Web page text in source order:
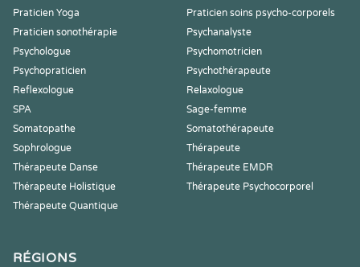
Praticien Yoga
Praticien soins psycho-corporels
Praticien sonothérapie
Psychanalyste
Psychologue
Psychomotricien
Psychopraticien
Psychothérapeute
Reflexologue
Relaxologue
SPA
Sage-femme
Somatopathe
Somatothérapeute
Sophrologue
Thérapeute
Thérapeute Danse
Thérapeute EMDR
Thérapeute Holistique
Thérapeute Psychocorporel
Thérapeute Quantique
RÉGIONS